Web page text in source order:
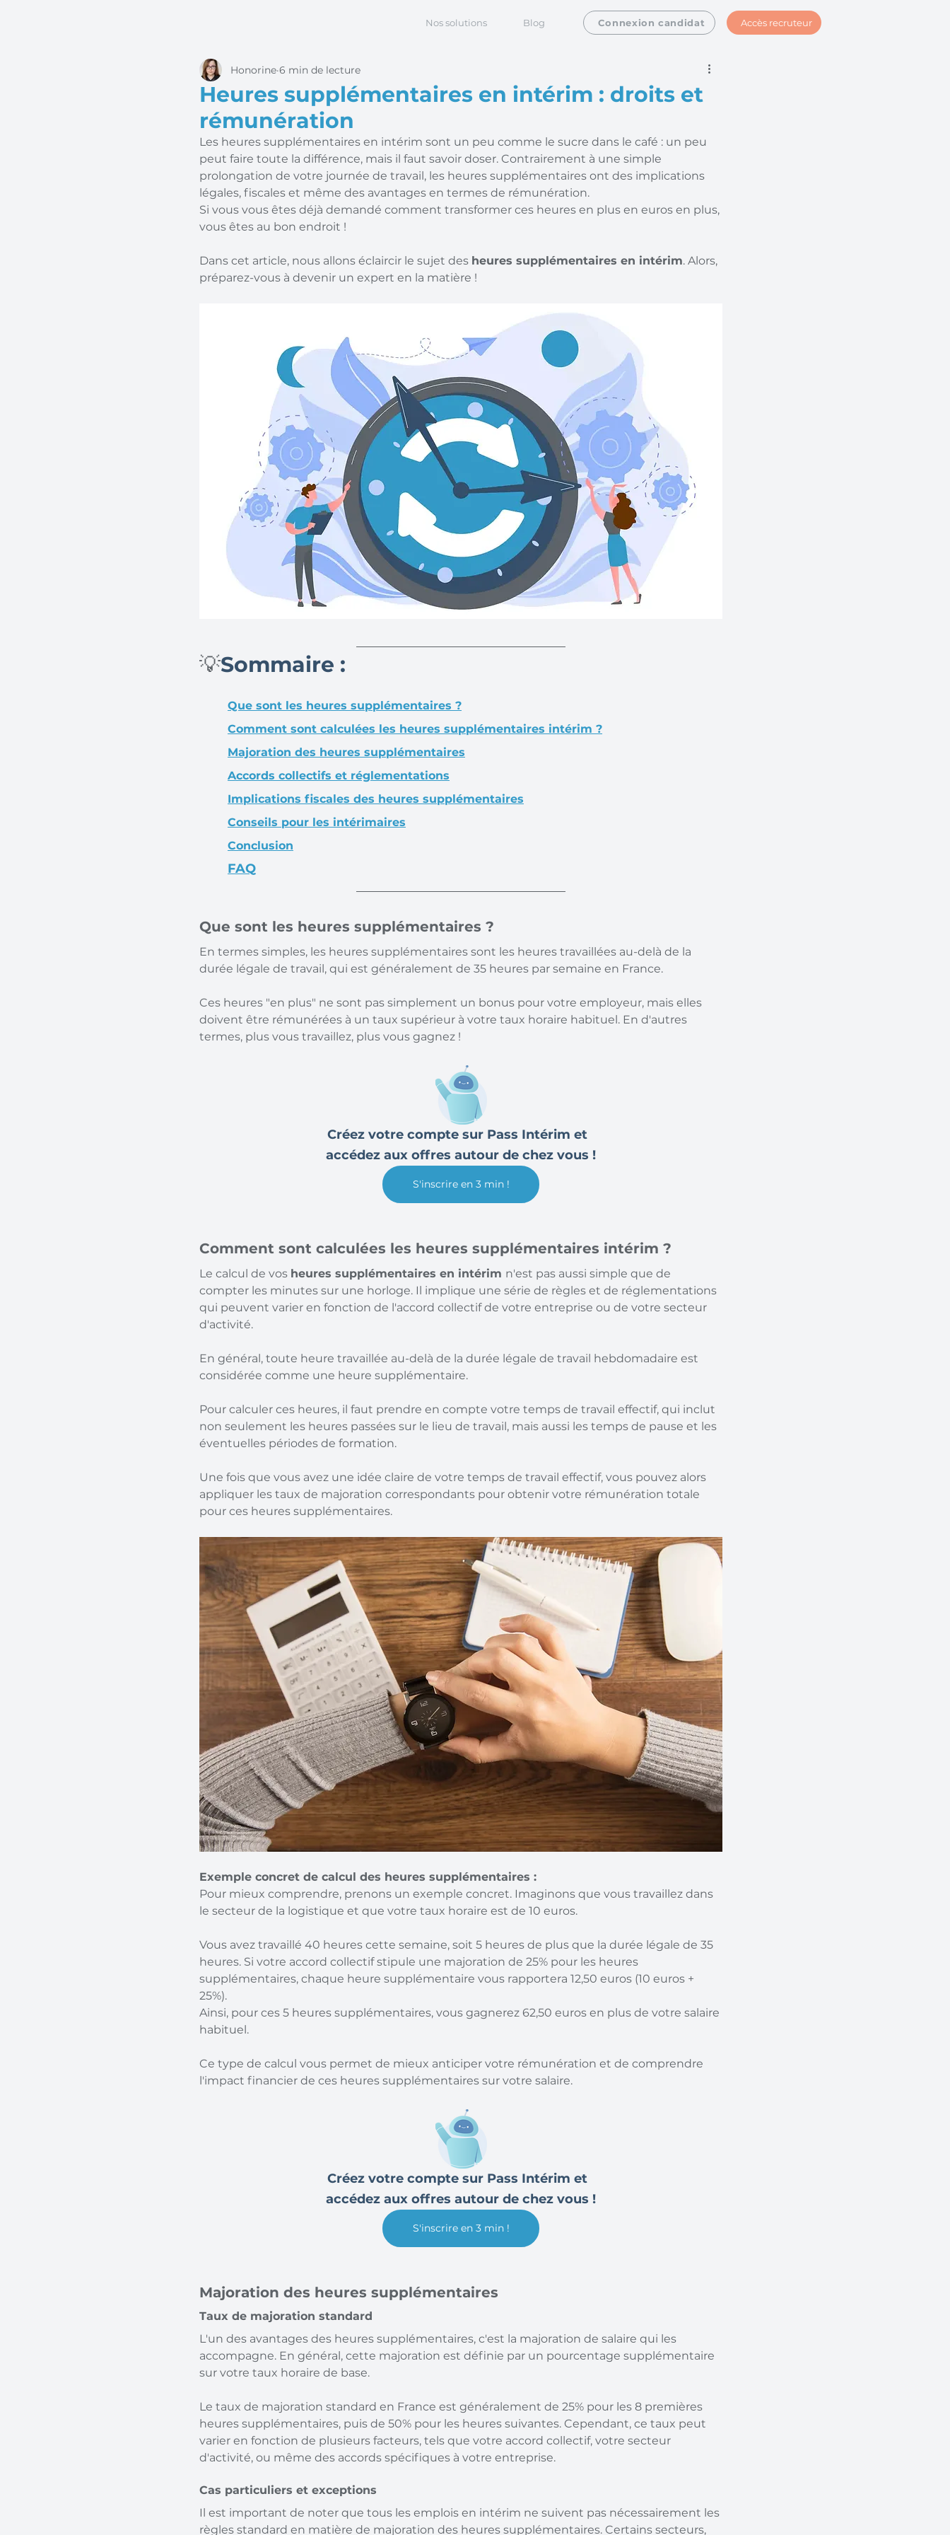
Nos solutions Blog Connexion candidat Accès recruteur
Heures supplémentaires en intérim : droits et
rémunération
Honorine 6 min de lecture
Les heures supplémentaires en intérim sont un peu comme le sucre dans le café : un peu
peut faire toute la différence, mais il faut savoir doser. Contrairement à une simple
prolongation de votre journée de travail, les heures supplémentaires ont des implications
légales, fiscales et même des avantages en termes de rémunération.
Si vous vous êtes déjà demandé comment transformer ces heures en plus en euros en plus,
vous êtes au bon endroit !
Dans cet article, nous allons éclaircir le sujet des heures supplémentaires en intérim. Alors,
préparez-vous à devenir un expert en la matière !
💡Sommaire :
Que sont les heures supplémentaires ?
Comment sont calculées les heures supplémentaires intérim ?
Majoration des heures supplémentaires
Accords collectifs et réglementations
Implications fiscales des heures supplémentaires
Conseils pour les intérimaires
Conclusion
FAQ
Que sont les heures supplémentaires ?
En termes simples, les heures supplémentaires sont les heures travaillées au-delà de la
durée légale de travail, qui est généralement de 35 heures par semaine en France.
Ces heures "en plus" ne sont pas simplement un bonus pour votre employeur, mais elles
doivent être rémunérées à un taux supérieur à votre taux horaire habituel. En d'autres
termes, plus vous travaillez, plus vous gagnez !
Créez votre compte sur Pass Intérim et
accédez aux offres autour de chez vous !
S'inscrire en 3 min !
Comment sont calculées les heures supplémentaires intérim ?
Le calcul de vos heures supplémentaires en intérim n'est pas aussi simple que de
compter les minutes sur une horloge. Il implique une série de règles et de réglementations
qui peuvent varier en fonction de l'accord collectif de votre entreprise ou de votre secteur
d'activité.
En général, toute heure travaillée au-delà de la durée légale de travail hebdomadaire est
considérée comme une heure supplémentaire.
Pour calculer ces heures, il faut prendre en compte votre temps de travail effectif, qui inclut
non seulement les heures passées sur le lieu de travail, mais aussi les temps de pause et les
éventuelles périodes de formation.
Une fois que vous avez une idée claire de votre temps de travail effectif, vous pouvez alors
appliquer les taux de majoration correspondants pour obtenir votre rémunération totale
pour ces heures supplémentaires.
Exemple concret de calcul des heures supplémentaires :
Pour mieux comprendre, prenons un exemple concret. Imaginons que vous travaillez dans
le secteur de la logistique et que votre taux horaire est de 10 euros.
Vous avez travaillé 40 heures cette semaine, soit 5 heures de plus que la durée légale de 35
heures. Si votre accord collectif stipule une majoration de 25% pour les heures
supplémentaires, chaque heure supplémentaire vous rapportera 12,50 euros (10 euros +
25%).
Ainsi, pour ces 5 heures supplémentaires, vous gagnerez 62,50 euros en plus de votre salaire
habituel.
Ce type de calcul vous permet de mieux anticiper votre rémunération et de comprendre
l'impact financier de ces heures supplémentaires sur votre salaire.
Créez votre compte sur Pass Intérim et
accédez aux offres autour de chez vous !
S'inscrire en 3 min !
Majoration des heures supplémentaires
Taux de majoration standard
L'un des avantages des heures supplémentaires, c'est la majoration de salaire qui les
accompagne. En général, cette majoration est définie par un pourcentage supplémentaire
sur votre taux horaire de base.
Le taux de majoration standard en France est généralement de 25% pour les 8 premières
heures supplémentaires, puis de 50% pour les heures suivantes. Cependant, ce taux peut
varier en fonction de plusieurs facteurs, tels que votre accord collectif, votre secteur
d'activité, ou même des accords spécifiques à votre entreprise.
Cas particuliers et exceptions
Il est important de noter que tous les emplois en intérim ne suivent pas nécessairement les
règles standard en matière de majoration des heures supplémentaires. Certains secteurs,